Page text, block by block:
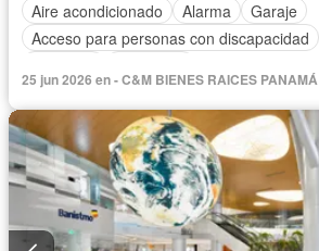
Aire acondicionado
Alarma
Garaje
Acceso para personas con discapacidad
25 jun 2026 en - C&M BIENES RAICES PANAMÁ